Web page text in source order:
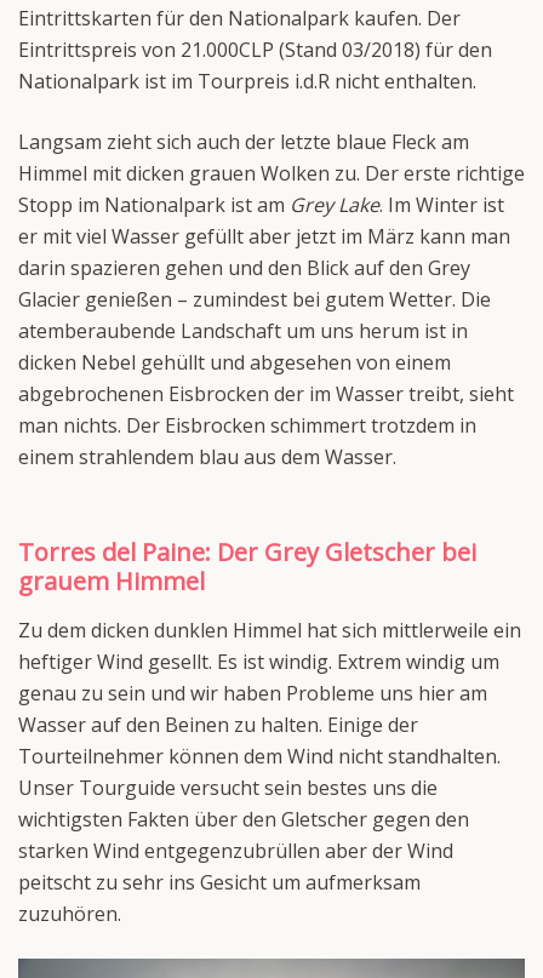
Eintrittskarten für den Nationalpark kaufen. Der
Eintrittspreis von 21.000CLP (Stand 03/2018) für den
Nationalpark ist im Tourpreis i.d.R nicht enthalten.
Langsam zieht sich auch der letzte blaue Fleck am
Himmel mit dicken grauen Wolken zu. Der erste richtige
Stopp im Nationalpark ist am Grey Lake. Im Winter ist
er mit viel Wasser gefüllt aber jetzt im März kann man
darin spazieren gehen und den Blick auf den Grey
Glacier genießen – zumindest bei gutem Wetter. Die
atemberaubende Landschaft um uns herum ist in
dicken Nebel gehüllt und abgesehen von einem
abgebrochenen Eisbrocken der im Wasser treibt, sieht
man nichts. Der Eisbrocken schimmert trotzdem in
einem strahlendem blau aus dem Wasser.
Torres del Paine: Der Grey Gletscher bei
grauem Himmel
Zu dem dicken dunklen Himmel hat sich mittlerweile ein
heftiger Wind gesellt. Es ist windig. Extrem windig um
genau zu sein und wir haben Probleme uns hier am
Wasser auf den Beinen zu halten. Einige der
Tourteilnehmer können dem Wind nicht standhalten.
Unser Tourguide versucht sein bestes uns die
wichtigsten Fakten über den Gletscher gegen den
starken Wind entgegenzubrüllen aber der Wind
peitscht zu sehr ins Gesicht um aufmerksam
zuzuhören.